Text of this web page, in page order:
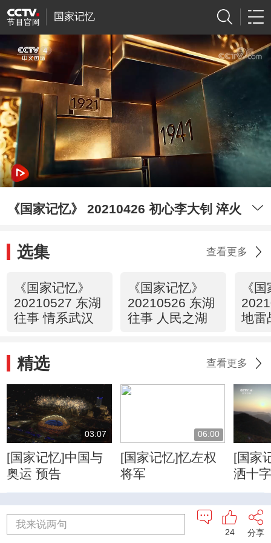
国家记忆
《国家记忆》 20210426 初心李大钊 淬火
选集 查看更多
《国家记忆》
20210527 东湖
往事 情系武汉
《国家记忆》
20210526 东湖
往事 人民之湖
《
地雷
精选 查看更多
03:07
[国家记忆]中国与
奥运 预告
06:00
[国家记忆]忆左权
将军
[国家
洒十
我来说两句
分享
24